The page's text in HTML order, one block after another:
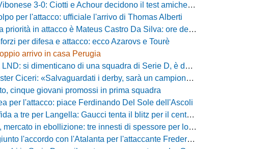
3-0: Ciotti e Achour decidono il test amichevole di Lorica
per l'attacco: ufficiale l'arrivo di Thomas Alberti
in attacco è Mateus Castro Da Silva: ore decisive per la fumata bianca
per difesa e attacco: ecco Azarovs e Tourè
arrivo in casa Perugia
dimenticano di una squadra di Serie D, è da rifare il programma Coppa Italia
Ciceri: «Salvaguardati i derby, sarà un campionato avvincente»
cinque giovani promossi in prima squadra
per l'attacco: piace Ferdinando Del Sole dell'Ascoli
tre per Langella: Gaucci tenta il blitz per il centrocampista del Cosenza
in ebollizione: tre innesti di spessore per lo scacchiere di Vinicio Espinal
l'accordo con l'Atalanta per l'attaccante Frederick Samuel Ndongue